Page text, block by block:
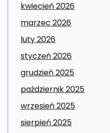
kwiecień 2026
marzec 2026
luty 2026
styczeń 2026
grudzień 2025
październik 2025
wrzesień 2025
sierpień 2025